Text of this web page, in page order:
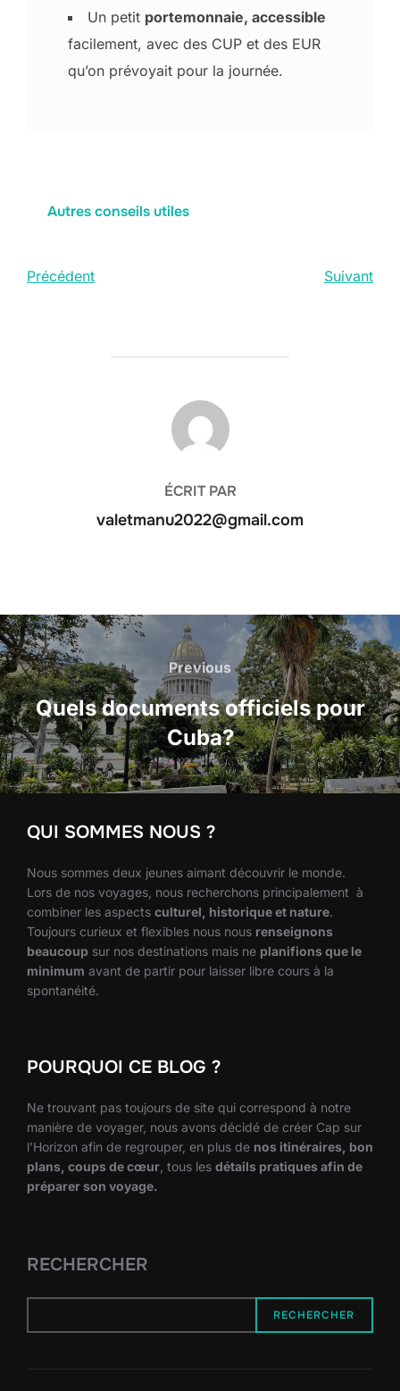
Un petit portemonnaie, accessible
facilement, avec des CUP et des EUR
qu’on prévoyait pour la journée.
Autres conseils utiles
Précédent Suivant
AUTEUR DE LA PUBLICATION
ÉCRIT PAR
valetmanu2022@gmail.com
Navigation
de
l’article
Previous
Previous
Quels documents officiels pour
Cuba?
QUI SOMMES NOUS ?
Nous sommes deux jeunes aimant découvrir le monde.
Lors de nos voyages, nous recherchons principalement à
combiner les aspects culturel, historique et nature.
Toujours curieux et flexibles nous nous renseignons
beaucoup sur nos destinations mais ne planifions que le
minimum avant de partir pour laisser libre cours à la
spontanéité.
POURQUOI CE BLOG ?
Ne trouvant pas toujours de site qui correspond à notre
manière de voyager, nous avons décidé de créer Cap sur
l’Horizon afin de regrouper, en plus de nos itinéraires, bon
plans, coups de cœur , tous les détails pratiques afin de
préparer son voyage.
RECHERCHER
RECHERCHER